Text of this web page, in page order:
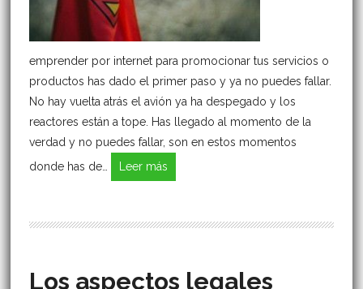
emprender por internet para promocionar tus servicios o
productos has dado el primer paso y ya no puedes fallar.
No hay vuelta atrás el avión ya ha despegado y los
reactores están a tope. Has llegado al momento de la
verdad y no puedes fallar, son en estos momentos
donde has de…
Leer más
Los aspectos legales